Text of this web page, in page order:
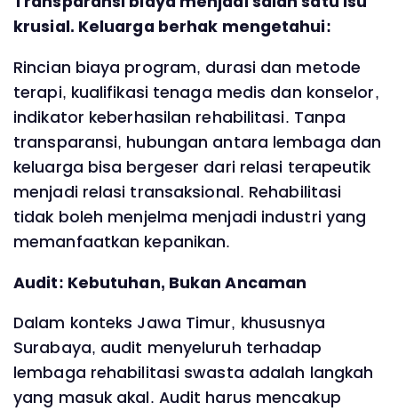
krusial. Keluarga berhak mengetahui:
Rincian biaya program, durasi dan metode
terapi, kualifikasi tenaga medis dan konselor,
indikator keberhasilan rehabilitasi. Tanpa
transparansi, hubungan antara lembaga dan
keluarga bisa bergeser dari relasi terapeutik
menjadi relasi transaksional. Rehabilitasi
tidak boleh menjelma menjadi industri yang
memanfaatkan kepanikan.
Audit: Kebutuhan, Bukan Ancaman
Dalam konteks Jawa Timur, khususnya
Surabaya, audit menyeluruh terhadap
lembaga rehabilitasi swasta adalah langkah
yang masuk akal. Audit harus mencakup